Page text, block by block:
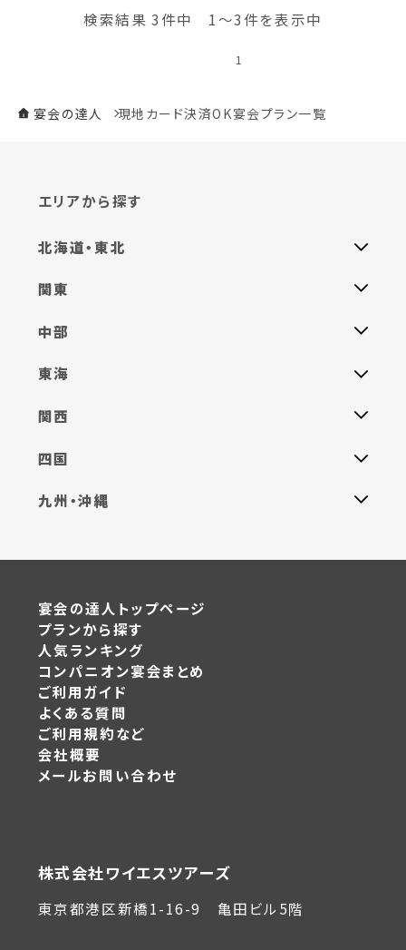
ピンク
【一人宴会】変身パック120分（ノーマル30
分→ピンク90分）
ノーマル
華コンパニオンプラン90分
ノーマル
【一人宴会】 ノーマルコンパニオンプラン90
分
検索結果 3件中 1～3件を表示中
1
宴会の達人 現地カード決済OK宴会プラン一覧
エリアから探す
北海道・東北
関東
中部
東海
関西
四国
九州・沖縄
宴会の達人トップページ
プランから探す
人気ランキング
コンパニオン宴会まとめ
ご利用ガイド
よくある質問
ご利用規約など
会社概要
メールお問い合わせ
株式会社ワイエスツアーズ
東京都港区新橋1-16-9 亀田ビル5階